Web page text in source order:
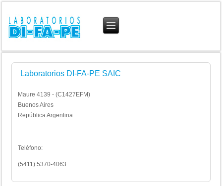
Laboratorios DI-FA-PE SAIC
Maure 4139 - (C1427EFM)
Buenos Aires
República Argentina
Teléfono:
(5411) 5370-4063